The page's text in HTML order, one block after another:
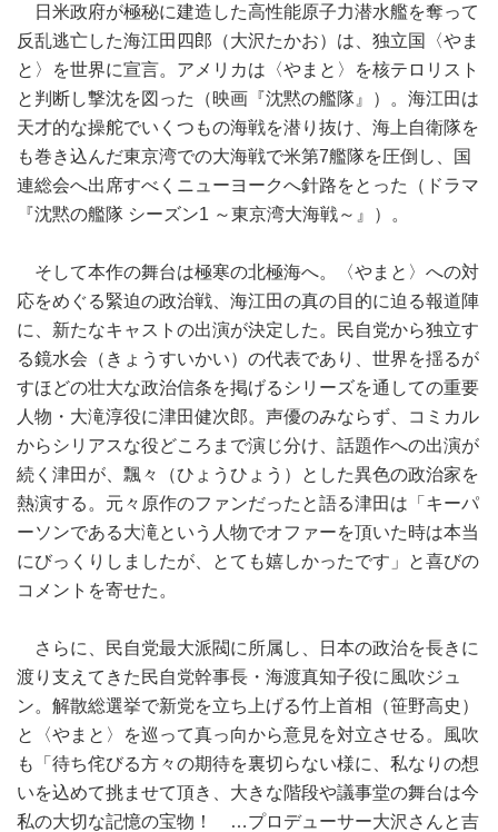
日米政府が極秘に建造した高性能原子力潜水艦を奪って
反乱逃亡した海江田四郎（大沢たかお）は、独立国〈やま
と〉を世界に宣言。アメリカは〈やまと〉を核テロリスト
と判断し撃沈を図った（映画『沈黙の艦隊』）。海江田は
天才的な操舵でいくつもの海戦を潜り抜け、海上自衛隊を
も巻き込んだ東京湾での大海戦で米第7艦隊を圧倒し、国
連総会へ出席すべくニューヨークへ針路をとった（ドラマ
『沈黙の艦隊 シーズン1 ～東京湾大海戦～』）。
そして本作の舞台は極寒の北極海へ。〈やまと〉への対
応をめぐる緊迫の政治戦、海江田の真の目的に迫る報道陣
に、新たなキャストの出演が決定した。民自党から独立す
る鏡水会（きょうすいかい）の代表であり、世界を揺るが
すほどの壮大な政治信条を掲げるシリーズを通しての重要
人物・大滝淳役に津田健次郎。声優のみならず、コミカル
からシリアスな役どころまで演じ分け、話題作への出演が
続く津田が、飄々（ひょうひょう）とした異色の政治家を
熱演する。元々原作のファンだったと語る津田は「キーパ
ーソンである大滝という人物でオファーを頂いた時は本当
にびっくりしましたが、とても嬉しかったです」と喜びの
コメントを寄せた。
さらに、民自党最大派閥に所属し、日本の政治を長きに
渡り支えてきた民自党幹事長・海渡真知子役に風吹ジュ
ン。解散総選挙で新党を立ち上げる竹上首相（笹野高史）
と〈やまと〉を巡って真っ向から意見を対立させる。風吹
も「待ち侘びる方々の期待を裏切らない様に、私なりの想
いを込めて挑ませて頂き、大きな階段や議事堂の舞台は今
私の大切な記憶の宝物！ …プロデューサー大沢さんと吉